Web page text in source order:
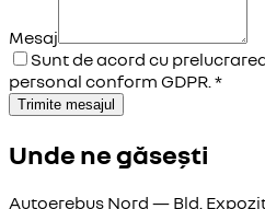
Mesaj
Sunt de acord cu
personal conform GDPR. *
Trimite mesajul
Unde ne găsești
Autoerebus Nord — Bld.